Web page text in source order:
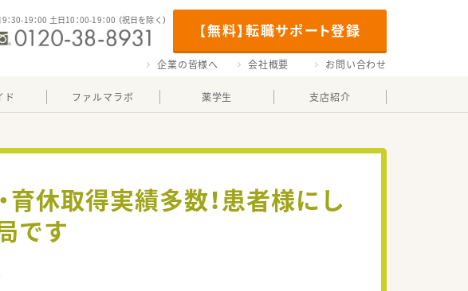
【無料】転職サポート登録
：30-19：00 土日10：00-19：00 （祝日を除く）
企業の皆様へ 会社概要 お問い合わせ
ド ファルマラボ 薬学生 支店紹介
休取得実績多数！患者様にし
です